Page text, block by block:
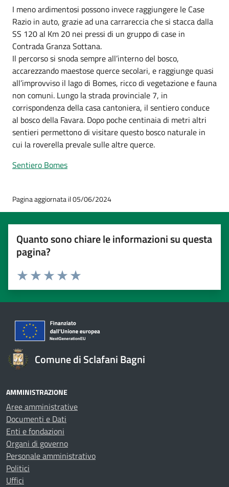
I meno ardimentosi possono invece raggiungere le Case
Razio in auto, grazie ad una carrareccia che si stacca dalla
SS 120 al Km 20 nei pressi di un gruppo di case in
Contrada Granza Sottana.
Il percorso si snoda sempre all’interno del bosco,
accarezzando maestose querce secolari, e raggiunge quasi
all’improvviso il lago di Bomes, ricco di vegetazione e fauna
non comuni. Lungo la strada provinciale 7, in
corrispondenza della casa cantoniera, il sentiero conduce
al bosco della Favara. Dopo poche centinaia di metri altri
sentieri permettono di visitare questo bosco naturale in
cui la roverella prevale sulle altre querce.
Sentiero Bomes
Pagina aggiornata il 05/06/2024
Quanto sono chiare le informazioni su questa
pagina?
Valuta 5 stelle su 5
Valuta 4 stelle su 5
Valuta 3 stelle su 5
Valuta 2 stelle su 5
Valuta 1 stelle su 5
Comune di Sclafani Bagni
AMMINISTRAZIONE
Aree amministrative
Documenti e Dati
Enti e fondazioni
Organi di governo
Personale amministrativo
Politici
Uffici